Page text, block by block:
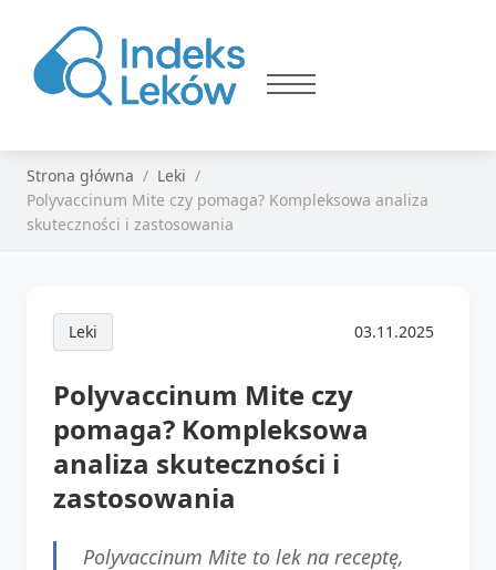
Strona główna
Leki
Polyvaccinum Mite czy pomaga? Kompleksowa analiza
skuteczności i zastosowania
Leki 03.11.2025
Polyvaccinum Mite czy
pomaga? Kompleksowa
analiza skuteczności i
zastosowania
Polyvaccinum Mite to lek na receptę,